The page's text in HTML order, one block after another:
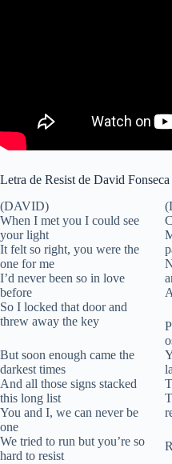
Letra de Resist de David Fonseca
(DAVID)
When I met you I could see
your light
It felt so right, you were the
one for me
I’d never been so in love
before
So I locked that door and
threw away the key
But soon enough came the
darkest times
And all those signs stacked
this long list
You and I, we can never be
one
We tried to run but you’re so
hard to resist